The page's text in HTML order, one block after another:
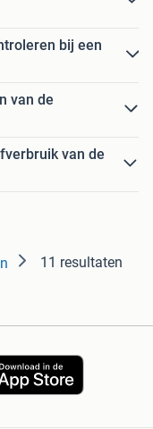
bij een
van de
van de
11 resultaten